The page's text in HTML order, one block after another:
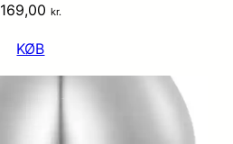
169,00 kr.
KØB